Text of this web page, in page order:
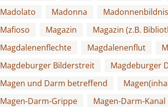
Madolato
Madonna Madonnenbildnis
Mafioso
Magazin Magazin (z.B.
Magdalenenflechte
Magdalenenflut
Magdeburger Bilderstreit
Magdeburger
Magen und Darm betreffend
Magen-Darm-Grippe
Magen-Darm-Kanal